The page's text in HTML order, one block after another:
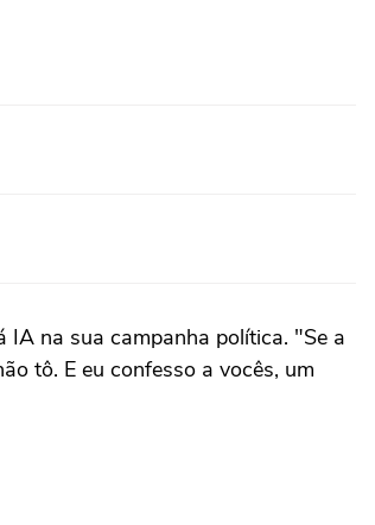
IA na sua campanha política. "Se a
tô. E eu confesso a vocês, um